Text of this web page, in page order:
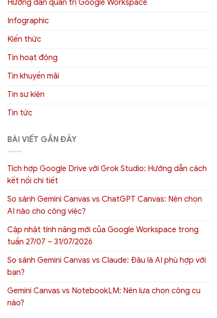
Hướng dẫn quản trị Google Workspace
Infographic
Kiến thức
Tin hoạt động
Tin khuyến mãi
Tin sự kiện
Tin tức
BÀI VIẾT GẦN ĐÂY
Tích hợp Google Drive với Grok Studio: Hướng dẫn cách
kết nối chi tiết
So sánh Gemini Canvas vs ChatGPT Canvas: Nên chọn
AI nào cho công việc?
Cập nhật tính năng mới của Google Workspace trong
tuần 27/07 – 31/07/2026
So sánh Gemini Canvas vs Claude: Đâu là AI phù hợp với
bạn?
Gemini Canvas vs NotebookLM: Nên lựa chọn công cụ
nào?